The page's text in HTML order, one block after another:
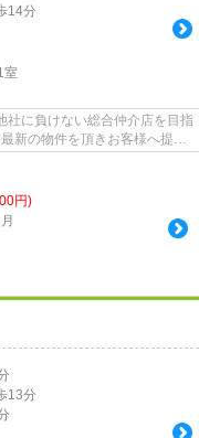
14分
室
社に負けない総合仲介店を目指
新の物件を頂きお客様へ提供
円)
13分